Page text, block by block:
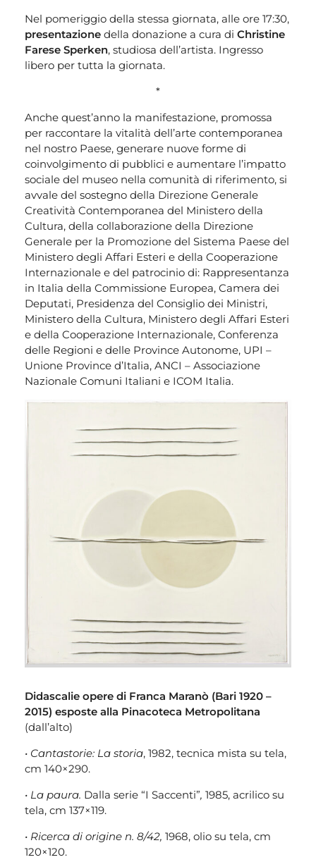
Nel pomeriggio della stessa giornata, alle ore 17:30,
presentazione della donazione a cura di Christine
Farese Sperken, studiosa dell’artista. Ingresso
libero per tutta la giornata.
*
Anche quest’anno la manifestazione, promossa
per raccontare la vitalità dell’arte contemporanea
nel nostro Paese, generare nuove forme di
coinvolgimento di pubblici e aumentare l’impatto
sociale del museo nella comunità di riferimento, si
avvale del sostegno della Direzione Generale
Creatività Contemporanea del Ministero della
Cultura, della collaborazione della Direzione
Generale per la Promozione del Sistema Paese del
Ministero degli Affari Esteri e della Cooperazione
Internazionale e del patrocinio di: Rappresentanza
in Italia della Commissione Europea, Camera dei
Deputati, Presidenza del Consiglio dei Ministri,
Ministero della Cultura, Ministero degli Affari Esteri
e della Cooperazione Internazionale, Conferenza
delle Regioni e delle Province Autonome, UPI –
Unione Province d’Italia, ANCI – Associazione
Nazionale Comuni Italiani e ICOM Italia.
Didascalie opere di Franca Maranò (Bari 1920 –
2015) esposte alla Pinacoteca Metropolitana
(dall’alto)
• Cantastorie: La storia, 1982, tecnica mista su tela,
cm 140×290.
• La paura. Dalla serie “I Saccenti”, 1985, acrilico su
tela, cm 137×119.
• Ricerca di origine n. 8/42, 1968, olio su tela, cm
120×120.